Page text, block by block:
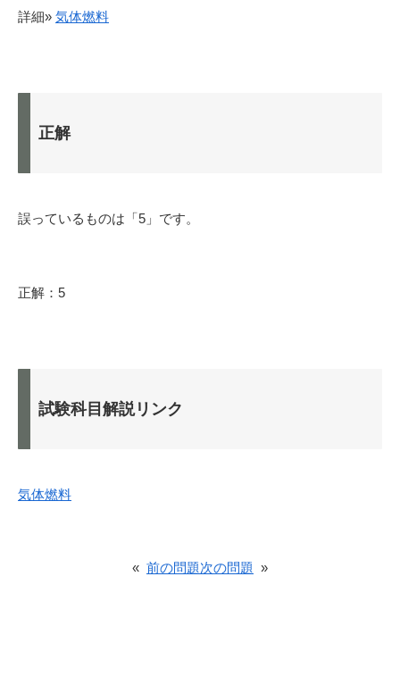
詳細» 気体燃料
正解
誤っているものは「5」です。
正解：5
試験科目解説リンク
気体燃料
« 前の問題次の問題 »